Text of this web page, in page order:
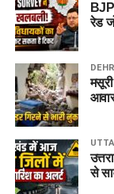
आलंबन गांव की सबसे
और बच्चों को यह
हैं। इसके बजाय पूरा
किया जाएगा, जहां
विकास से जुड़ी
परिसर को आधुनिक
केंद्र भी खोले जाएंगे।
उपलब्ध कराई जा
बच्चों को रहने की जगह
रेड
से